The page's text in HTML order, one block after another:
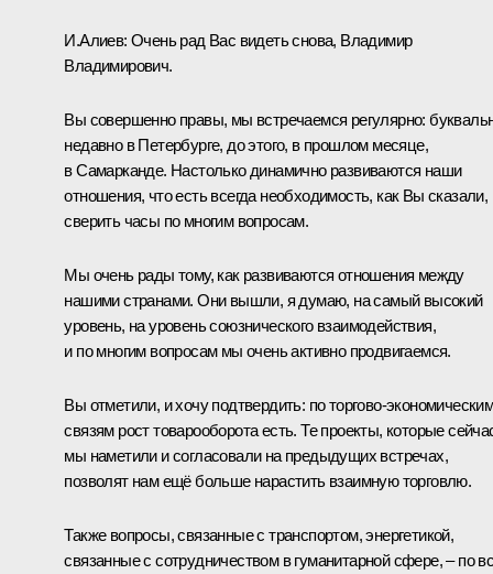
И.Алиев:Очень рад Вас видеть снова, Владимир
Владимирович.
Вы совершенно правы, мы встречаемся регулярно:
недавно вПетербурге, до этого, в прошлом месяце,
вСамарканде. Настолько динамично развиваются наши
отношения, что есть всегда необходимость, как Вы сказали,
сверить часы по многим вопросам.
Мы очень рады тому, как развиваются отношения между
нашими странами. Они вышли, я думаю, на самый высокий
уровень, на уровень союзнического взаимодействия,
и по многим вопросам мы очень активно продвигаемся.
Вы отметили, и хочу подтвердить: по торгово-
связям рост товарооборота есть. Те проекты, которые
мы наметили и согласовали на предыдущих встречах,
позволят нам ещё больше нарастить взаимную торговлю.
Также вопросы, связанные с транспортом, энергетикой,
связанные с сотрудничеством в гуманитарной сфере, – по